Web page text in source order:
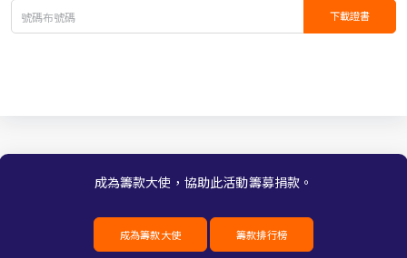
下載證書
成為籌款大使，協助此活動籌募捐款。
成為籌款大使 籌款排行榜